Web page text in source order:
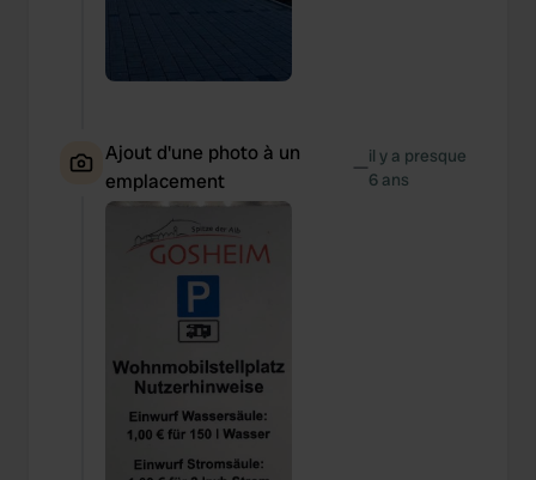
Ajout d'une photo à un
emplacement
—il y a presque
6 ans